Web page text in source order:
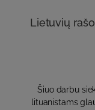
Lietuvių
Šiuo darbu
lituanistams